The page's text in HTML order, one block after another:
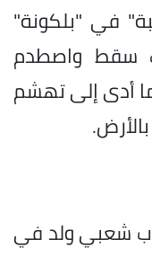
في "بلكونة"
سقط واصطدم
أدى إلى تهشم
شعبي ولد في